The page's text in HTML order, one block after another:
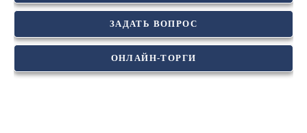
ЗАДАТЬ ВОПРОС
ОНЛАЙН-ТОРГИ